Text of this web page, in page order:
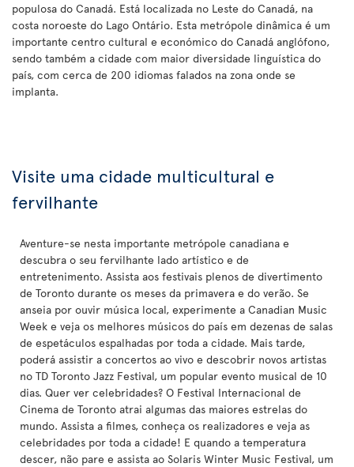
populosa do Canadá. Está localizada no Leste do Canadá, na
costa noroeste do Lago Ontário. Esta metrópole dinâmica é um
importante centro cultural e económico do Canadá anglófono,
sendo também a cidade com maior diversidade linguística do
país, com cerca de 200 idiomas falados na zona onde se
implanta.
Visite uma cidade multicultural e
fervilhante
Aventure-se nesta importante metrópole canadiana e
descubra o seu fervilhante lado artístico e de
entretenimento. Assista aos festivais plenos de divertimento
de Toronto durante os meses da primavera e do verão. Se
anseia por ouvir música local, experimente a Canadian Music
Week e veja os melhores músicos do país em dezenas de salas
de espetáculos espalhadas por toda a cidade. Mais tarde,
poderá assistir a concertos ao vivo e descobrir novos artistas
no TD Toronto Jazz Festival, um popular evento musical de 10
dias. Quer ver celebridades? O Festival Internacional de
Cinema de Toronto atrai algumas das maiores estrelas do
mundo. Assista a filmes, conheça os realizadores e veja as
celebridades por toda a cidade! E quando a temperatura
descer, não pare e assista ao Solaris Winter Music Festival, um